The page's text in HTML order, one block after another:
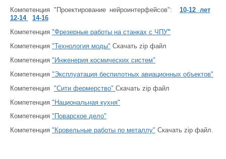
Компетенция "Проектирование нейроинтерфейсов": 10-12 лет
12-14
14-16
Компетенция "Фрезерные работы на станках с ЧПУ"
Компетенция "Технология моды" Скачать zip файл
Компетенция "Инженерия космических систем"
Компетенция "Эксплуатация беспилотных авиационных объектов"
Компетенция "Сити фермерство" Скачать zip файл
Компетенция "Национальная кухня"
Компетенция "Поварское дело"
Компетенция "Кровельные работы по металлу" Скачать zip файл.